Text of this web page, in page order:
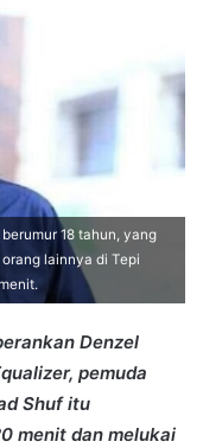
18 tahun, yang
lainnya di Tepi
Denzel
pemuda
Shuf itu
menit dan melukai